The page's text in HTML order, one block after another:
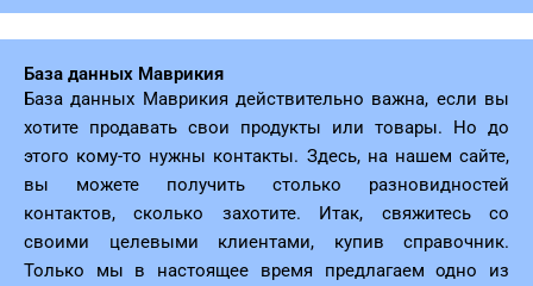
База данных Маврикия
База данных Маврикия действительно важна, если вы
хотите продавать свои продукты или товары. Но до
этого кому-то нужны контакты. Здесь, на нашем сайте,
вы можете получить столько разновидностей
контактов, сколько захотите. Итак, свяжитесь со
своими целевыми клиентами, купив справочник.
Только мы в настоящее время предлагаем одно из